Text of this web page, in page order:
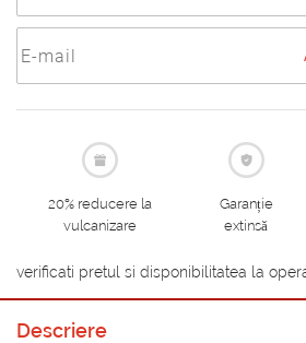
20% reducere la
vulcanizare
Garanție
extinsă
verificati pretul si disponibilitatea la
Descriere